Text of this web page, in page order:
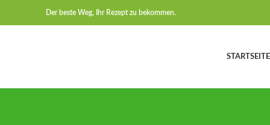
Der beste Weg, Ihr Rezept zu bekommen.
STARTSEITE